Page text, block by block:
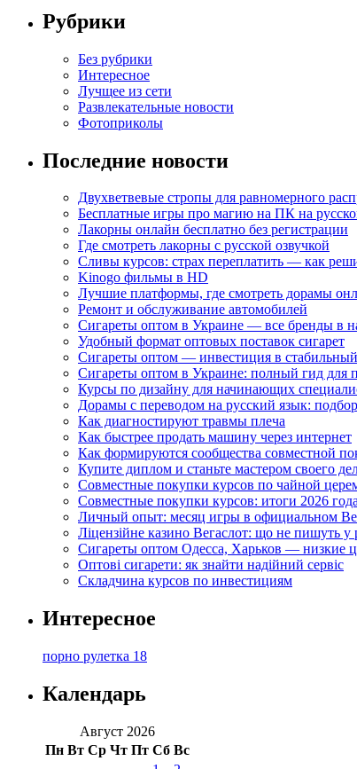
Рубрики
Без рубрики
Интересное
Лучщее из сети
Развлекательные новости
Фотоприколы
Последние новости
Двухветвевые стропы для равномерного
Бесплатные игры про магию на ПК на
Лакорны онлайн бесплатно без регистрации
Где смотреть лакорны с русской озвучкой
Сливы курсов: страх переплатить — как
Kinogo фильмы в HD
Лучшие платформы, где смотреть дорамы
Ремонт и обслуживание автомобилей
Сигареты оптом в Украине — все бренды в
Удобный формат оптовых поставок сигарет
Сигареты оптом — инвестиция в
Сигареты оптом в Украине: полный гид для
Курсы по дизайну для начинающих
Дорамы с переводом на русский язык:
Как диагностируют травмы плеча
Как быстрее продать машину через интернет
Как формируются сообщества совместной
Купите диплом и станьте мастером своего
Совместные покупки курсов по чайной
Совместные покупки курсов: итоги 2026
Личный опыт: месяц игры в официальном
Ліцензійне казино Вегаслот: що не пишуть у
Сигареты оптом Одесса, Харьков — низкие
Оптові сигарети: як знайти надійний сервіс
Складчина курсов по инвестициям
Интересное
порно рулетка 18
Календарь
Август 2026
Пн Вт Ср Чт Пт Сб Вс